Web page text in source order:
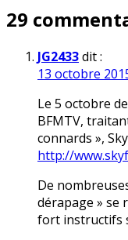
29
JG2433dit :
13 octobre
Le 5 octobre
BFMTV,
connards »,
http://
De
dérapage » se
fort instructifs